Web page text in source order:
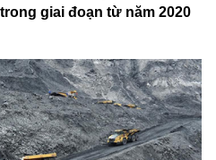
giai đoạn từ năm 2020